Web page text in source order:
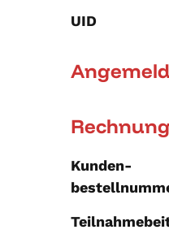
UID
Kunden­